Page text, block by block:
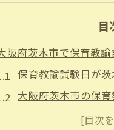
目
阪府茨木市で保育教
保育教諭試験日が
大阪府茨木市の保
保育教諭志望者増